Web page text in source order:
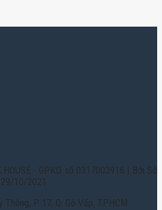
HOUSE - GPKD số 0317003916 | Bởi Sở
10/2021
P. 17, Q. Gò Vấp, TPHCM